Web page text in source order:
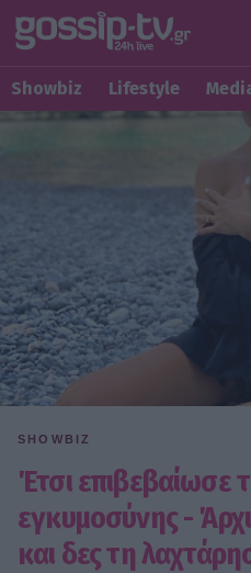
Showbiz Lifestyle
SHOWBIZ
Έτσι επιβεβαίωσε
εγκυμοσύνης -
και δες τη